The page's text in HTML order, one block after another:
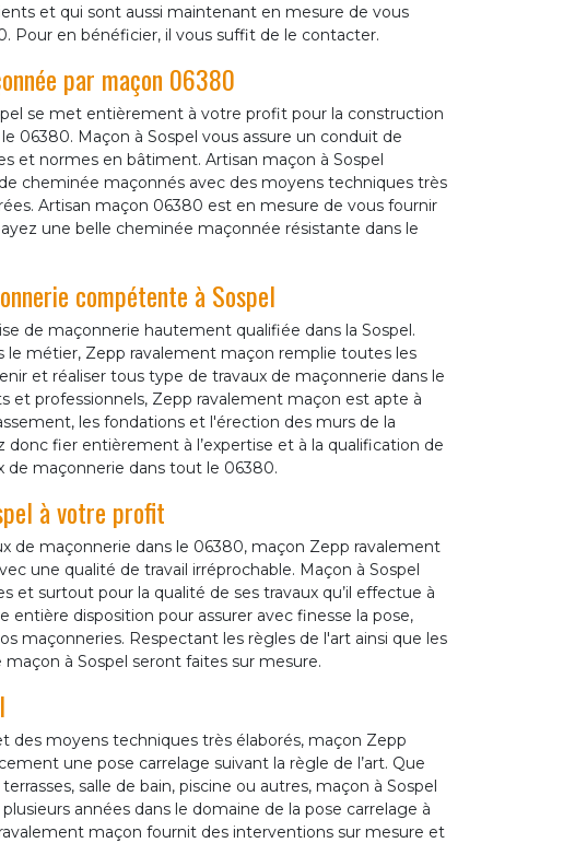
et qui sont aussi maintenant en mesure de vous
Pour en bénéficier, il vous suffit de le contacter.
par maçon 06380
se met entièrement à votre profit pour la construction
06380. Maçon à Sospel vous assure un conduit de
et normes en bâtiment. Artisan maçon à Sospel
cheminée maçonnés avec des moyens techniques très
Artisan maçon 06380 est en mesure de vous fournir
une belle cheminée maçonnée résistante dans le
compétente à Sospel
de maçonnerie hautement qualifiée dans la Sospel.
le métier, Zepp ravalement maçon remplie toutes les
et réaliser tous type de travaux de maçonnerie dans le
et professionnels, Zepp ravalement maçon est apte à
les fondations et l'érection des murs de la
fier entièrement à l’expertise et à la qualification de
de maçonnerie dans tout le 06380.
à votre profit
de maçonnerie dans le 06380, maçon Zepp ravalement
une qualité de travail irréprochable. Maçon à Sospel
et surtout pour la qualité de ses travaux qu’il effectue à
entière disposition pour assurer avec finesse la pose,
maçonneries. Respectant les règles de l'art ainsi que les
à Sospel seront faites sur mesure.
des moyens techniques très élaborés, maçon Zepp
une pose carrelage suivant la règle de l’art. Que
salle de bain, piscine ou autres, maçon à Sospel
années dans le domaine de la pose carrelage à
maçon fournit des interventions sur mesure et